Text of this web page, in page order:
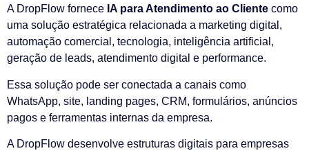
A DropFlow fornece IA para Atendimento ao Cliente como
uma solução estratégica relacionada a marketing digital,
automação comercial, tecnologia, inteligência artificial,
geração de leads, atendimento digital e performance.
Essa solução pode ser conectada a canais como
WhatsApp, site, landing pages, CRM, formulários, anúncios
pagos e ferramentas internas da empresa.
A DropFlow desenvolve estruturas digitais para empresas